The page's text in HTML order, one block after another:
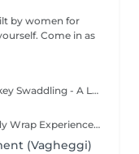
by women for
Come in as
Lose from 1.5 cm in a few sessions! Whiskey Swaddling - A Luxurious Spa Body Wrap Experience Looking to indulge and see real results? Our Whiskey Swaddling is more than just a body wrap it's a full-body ritual designed to detox, tone, and deeply nourish your skin. We tailor the wrap to your needs using active-rich formulas, then wrap you in bandages, film, and warmth to boost results. The gentle contrast in temperature combined with potent actives works wonders and the results speak for themselves: Benefits: Body detox & inch loss Firmer, smoother skin Improved tone & circulation Want to elevate your experience? Add face treatment during the wrapping and a lymphatic drainage massage after the wrap to boost detox, enhance circulation, and double the impact of your treatment. Turn this time into a full-body experience!
Whiskey Swaddling A Luxurious Spa Body Wrap Experience Looking to indulge and see real results? Our Whiskey Swaddling is more than just a body wrap it's a full-body ritual designed to detox, tone, and deeply nourish your skin. We tailor the wrap to your needs using active-rich formulas, then wrap you in bandages, film, and warmth to boost results. The gentle contrast in temperature combined with potent actives works wonders and the results speak for themselves: Benefits: Body detox & inch loss Firmer, smoother skin Improved tone & circulation
(Vagheggi)